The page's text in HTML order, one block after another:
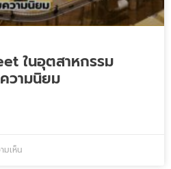
ในอุตสาหกรรม
วามนิยม
มเห็น